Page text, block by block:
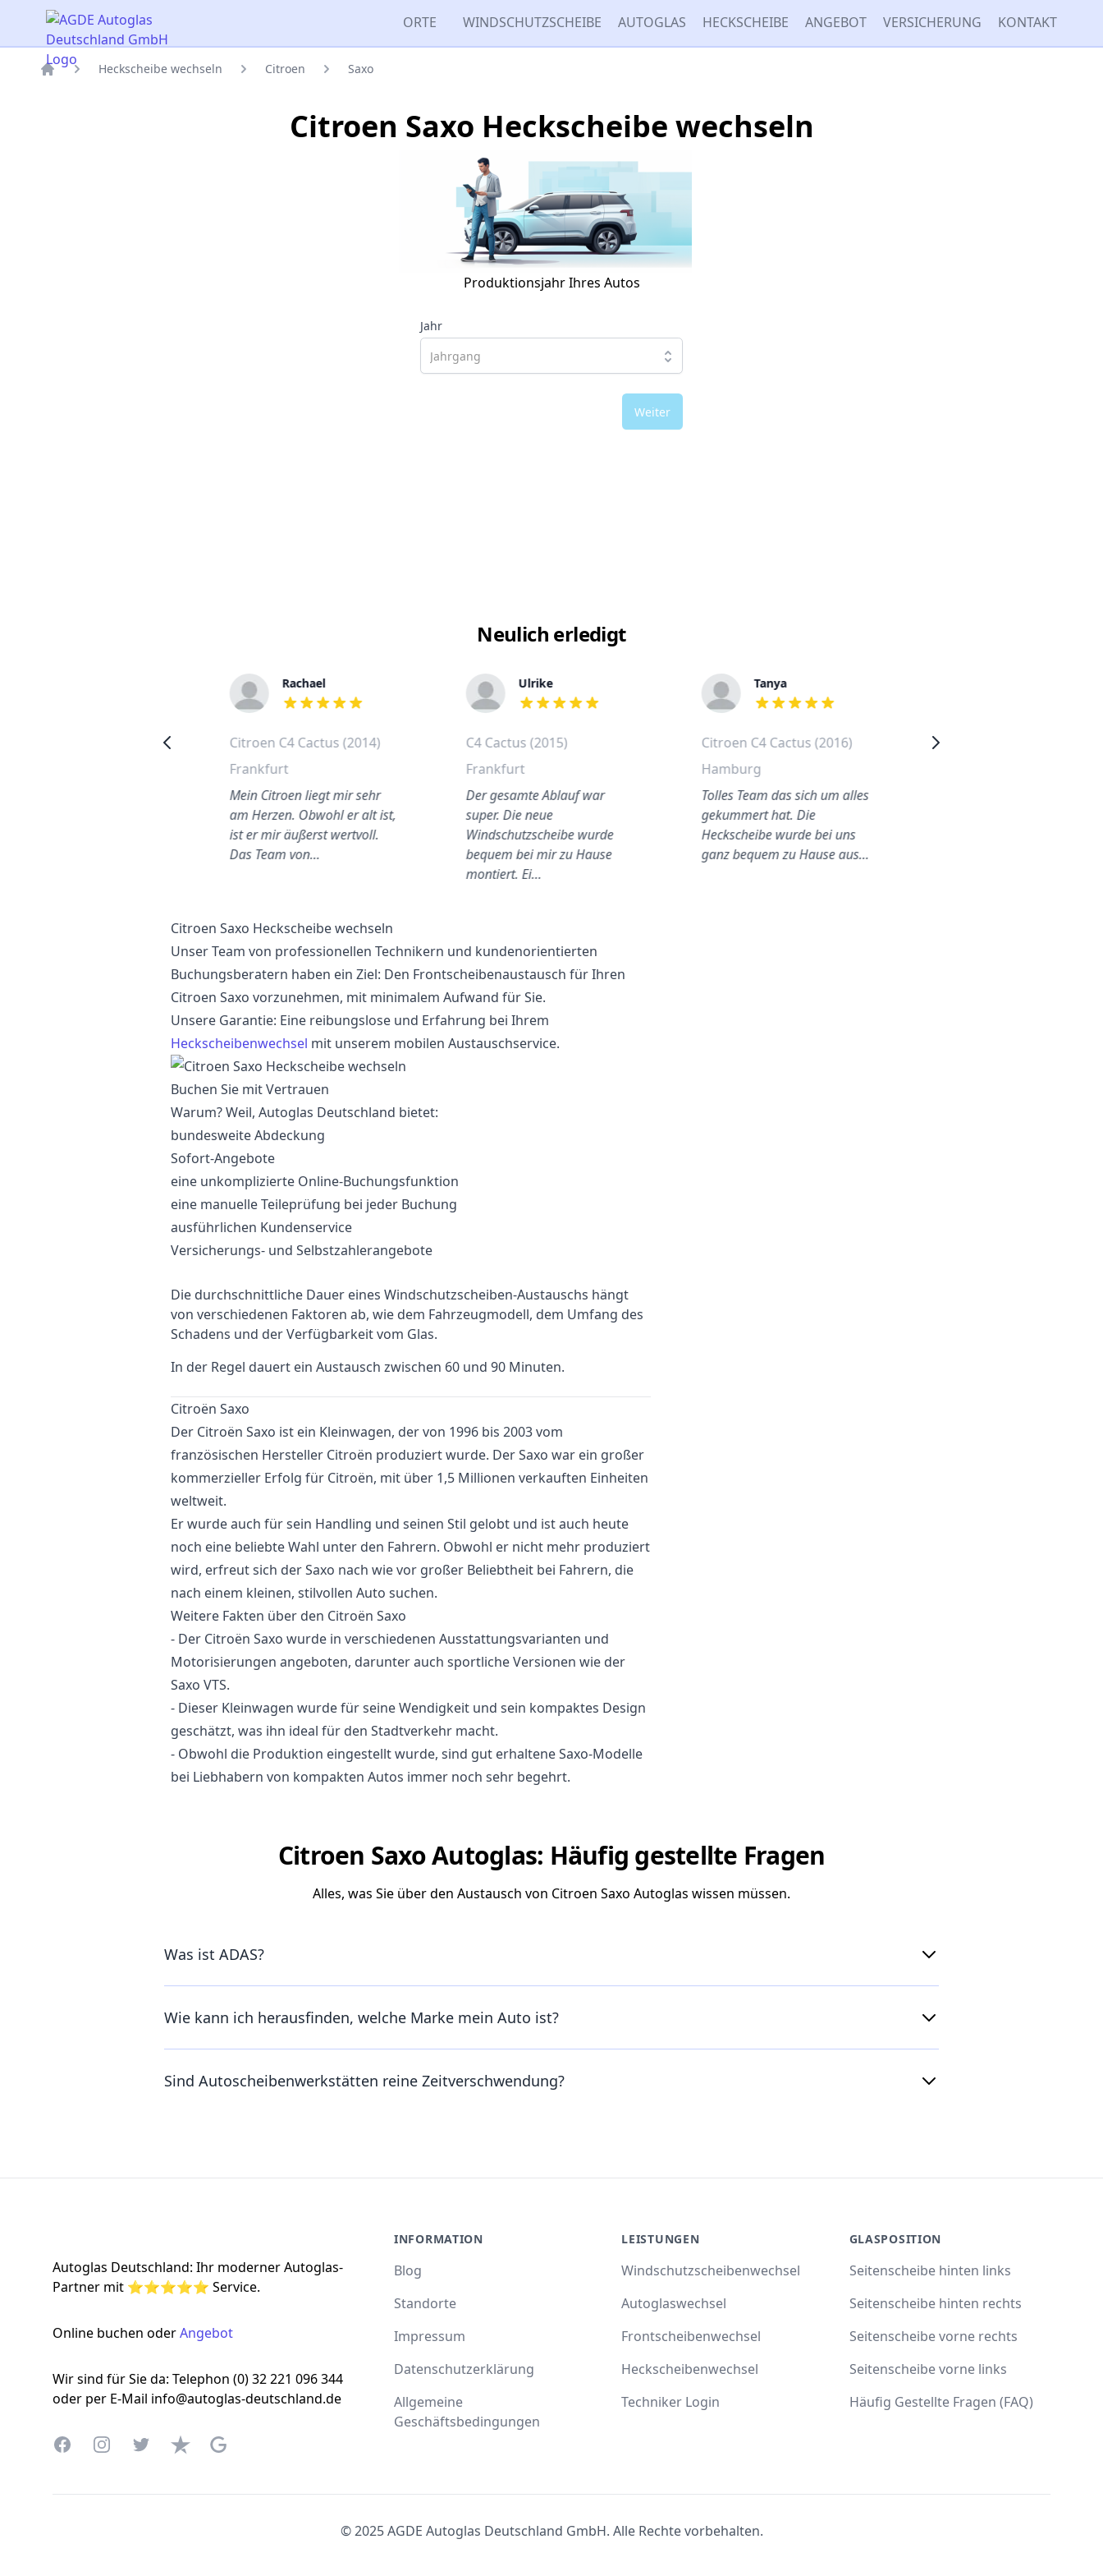
AGDE Autoglas Deutschland GmbH ORTE WINDSCHUTZSCHEIBE AUTOGLAS HECKSCHEIBE ANGEBOT VERSICHERUNG KONTAKT
Heckscheibe wechseln Citroen Saxo
Citroen Saxo Heckscheibe wechseln
Produktionsjahr Ihres Autos
Jahr
Weiter
Neulich erledigt
Rachael
out of 5 stars
Citroen C4 Cactus (2014)
Frankfurt
Mein Citroen liegt mir sehr
am Herzen. Obwohl er alt ist,
ist er mir äußerst wertvoll.
Das Team von…
Ulrike
out of 5 stars
C4 Cactus (2015)
Frankfurt
Der gesamte Ablauf war
super. Die neue
Windschutzscheibe wurde
bequem bei mir zu Hause
montiert. Ei…
Tanya
out of 5 stars
Citroen C4 Cactus (2016)
Hamburg
Tolles Team das sich um alles
gekummert hat. Die
Heckscheibe wurde bei uns
ganz bequem zu Hause aus…
Citroen Berlingo
Citroen Saxo Heckscheibe wechseln
Unser Team von professionellen Technikern und kundenorientierten
Buchungsberatern haben ein Ziel: Den Frontscheibenaustausch für Ihren
Citroen Saxo vorzunehmen, mit minimalem Aufwand für Sie.
Unsere Garantie: Eine reibungslose und Erfahrung bei Ihrem
Heckscheibenwechsel mit unserem mobilen Austauschservice.
Buchen Sie mit Vertrauen
Warum? Weil, Autoglas Deutschland bietet:
bundesweite Abdeckung
Sofort-Angebote
eine unkomplizierte Online-Buchungsfunktion
eine manuelle Teileprüfung bei jeder Buchung
ausführlichen Kundenservice
Versicherungs- und Selbstzahlerangebote
Die durchschnittliche Dauer eines Windschutzscheiben-Austauschs hängt
von verschiedenen Faktoren ab, wie dem Fahrzeugmodell, dem Umfang des
Schadens und der Verfügbarkeit vom Glas.
In der Regel dauert ein Austausch zwischen 60 und 90 Minuten.
Citroën Saxo
Der Citroën Saxo ist ein Kleinwagen, der von 1996 bis 2003 vom
französischen Hersteller Citroën produziert wurde. Der Saxo war ein großer
kommerzieller Erfolg für Citroën, mit über 1,5 Millionen verkauften Einheiten
weltweit.
Er wurde auch für sein Handling und seinen Stil gelobt und ist auch heute
noch eine beliebte Wahl unter den Fahrern. Obwohl er nicht mehr produziert
wird, erfreut sich der Saxo nach wie vor großer Beliebtheit bei Fahrern, die
nach einem kleinen, stilvollen Auto suchen.
Weitere Fakten über den Citroën Saxo
- Der Citroën Saxo wurde in verschiedenen Ausstattungsvarianten und
Motorisierungen angeboten, darunter auch sportliche Versionen wie der
Saxo VTS.
- Dieser Kleinwagen wurde für seine Wendigkeit und sein kompaktes Design
geschätzt, was ihn ideal für den Stadtverkehr macht.
- Obwohl die Produktion eingestellt wurde, sind gut erhaltene Saxo-Modelle
bei Liebhabern von kompakten Autos immer noch sehr begehrt.
Citroen Saxo Autoglas: Häufig gestellte Fragen
Alles, was Sie über den Austausch von Citroen Saxo Autoglas wissen müssen.
Was ist ADAS?
Wie kann ich herausfinden, welche Marke mein Auto ist?
Sind Autoscheibenwerkstätten reine Zeitverschwendung?
Autoglas Deutschland: Ihr moderner Autoglas-
Partner mit ⭐⭐⭐⭐⭐ Service.
Online buchen oderAngebot
Wir sind für Sie da: Telephon (0) 32 221 096 344
oder per E-Mail info@autoglas-deutschland.de
FacebookInstagramTwitterTrustpilotGoogle Business Profile
INFORMATION
Blog
Standorte
Impressum
Datenschutzerklärung
Allgemeine
Geschäftsbedingungen
LEISTUNGEN
Windschutzscheibenwechsel
Autoglaswechsel
Frontscheibenwechsel
Heckscheibenwechsel
Techniker Login
GLASPOSITION
Seitenscheibe hinten links
Seitenscheibe hinten rechts
Seitenscheibe vorne rechts
Seitenscheibe vorne links
Häufig Gestellte Fragen (FAQ)
© 2025 AGDE Autoglas Deutschland GmbH. Alle Rechte vorbehalten.